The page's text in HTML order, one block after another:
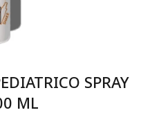
SPRAY
ML